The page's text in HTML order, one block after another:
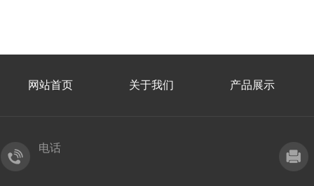
网站首页 关于我们 产品展示
电话